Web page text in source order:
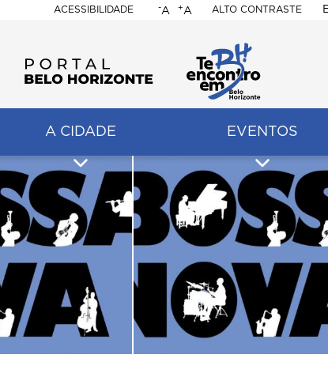
ACESSIBILIDADE
BELO
HORIZONTE
-A +A ALTO CONTRASTE
A CIDADE EVENTOS